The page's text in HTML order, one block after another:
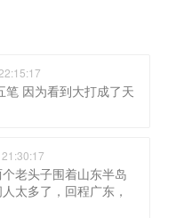
笔 因为看到大打成了天
老头子围着山东半岛
太多了，回程广东，